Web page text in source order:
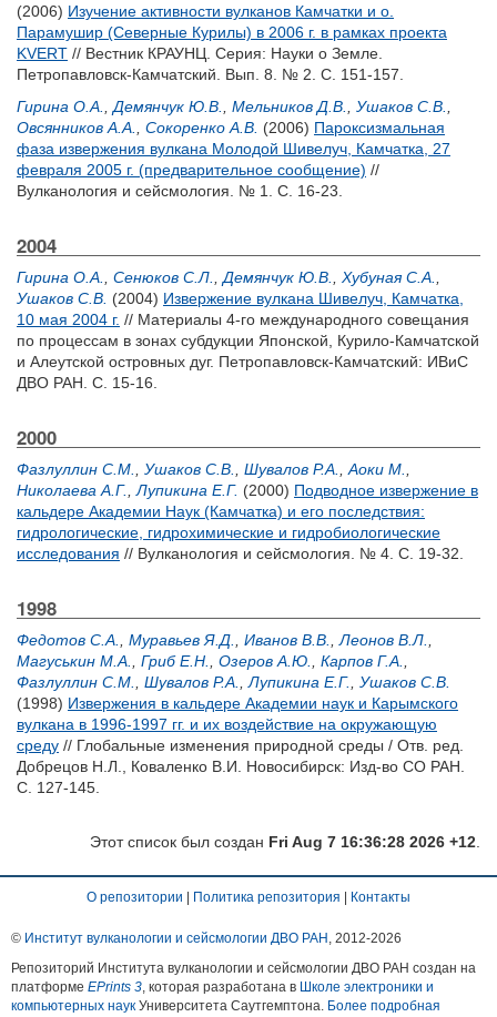
(2006) Изучение активности вулканов Камчатки и о.
Парамушир (Северные Курилы) в 2006 г. в рамках проекта
KVERT // Вестник КРАУНЦ. Серия: Науки о Земле.
Петропавловск-Камчатский. Вып. 8. № 2. С. 151-157.
Гирина О.А.
Демянчук Ю.В. Мельников Д.В. Ушаков С.В.
Овсянников А.А.
Сокоренко А.В. (2006) Пароксизмальная
фаза извержения вулкана Молодой Шивелуч, Камчатка, 27
февраля 2005 г. (предварительное сообщение) //
Вулканология и сейсмология. № 1. С. 16-23.
2004
Гирина О.А. Сенюков С.Л. Демянчук Ю.В. Хубуная С.А.
Ушаков С.В. (2004) Извержение вулкана Шивелуч, Камчатка,
10 мая 2004 г. // Материалы 4-го международного совещания
по процессам в зонах субдукции Японской, Курило-Камчатской
и Алеутской островных дуг. Петропавловск-Камчатский: ИВиС
ДВО РАН. С. 15-16.
2000
Фазлуллин С.М. Ушаков С.В. Шувалов Р.А. Аоки М.
Николаева А.Г.
Лупикина Е.Г. (2000) Подводное извержение в
кальдере Академии Наук (Камчатка) и его последствия:
гидрологические, гидрохимические и гидробиологические
исследования // Вулканология и сейсмология. № 4. С. 19-32.
1998
Федотов С.А. Муравьев Я.Д. Иванов В.В. Леонов В.Л.
Магуськин М.А.
Гриб Е.Н. Озеров А.Ю. Карпов Г.А.
Фазлуллин С.М.
Шувалов Р.А. Лупикина Е.Г.
Ушаков С.В.
(1998) Извержения в кальдере Академии наук и Карымского
вулкана в 1996-1997 гг. и их воздействие на окружающую
среду // Глобальные изменения природной среды / Отв. ред.
Добрецов Н.Л.
Коваленко В.И.
Новосибирск: Изд-во СО РАН.
С. 127-145.
Этот список был создан Fri Aug 7 16:36:28 2026 +12
О репозитории Политика репозитория Контакты
© Институт вулканологии и сейсмологии ДВО РАН , 2012-2026
Репозиторий Института вулканологии и сейсмологии ДВО РАН создан на
платформе EPrints 3, которая разработана в Школе электроники и
компьютерных наук Университета Саутгемптона. Более подробная